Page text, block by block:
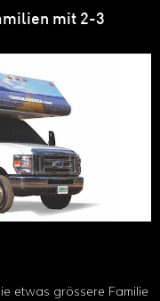
mit 2-3
etwas grössere Familie